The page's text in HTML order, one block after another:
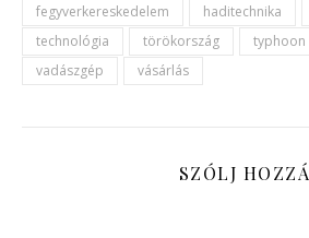
fegyverkereskedelem haditechnika
technológia
törökország typhoon
vadászgép
vásárlás
SZÓLJ HOZZÁ